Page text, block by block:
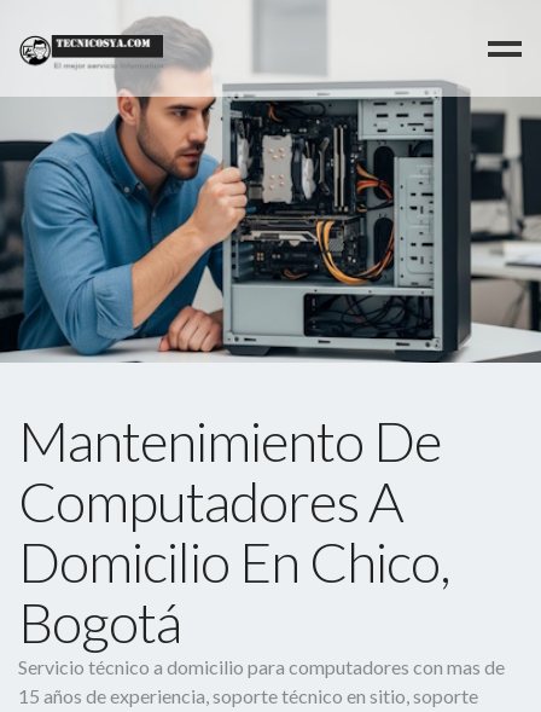
Mantenimiento De
Computadores A
Domicilio En Chico,
Bogotá
Servicio técnico a domicilio para computadores con mas de
15 años de experiencia, soporte técnico en sitio, soporte